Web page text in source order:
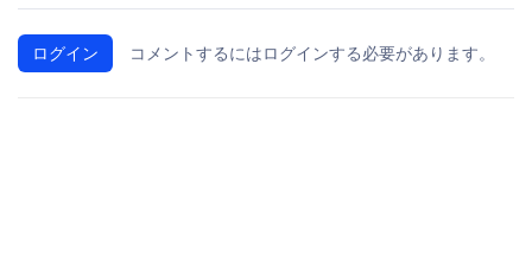
ログイン コメントするにはログインする必要があります。